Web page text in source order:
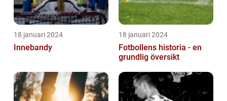
18 januari 2024
Innebandy
18 januari 2024
Fotbollens historia - en
grundlig översikt